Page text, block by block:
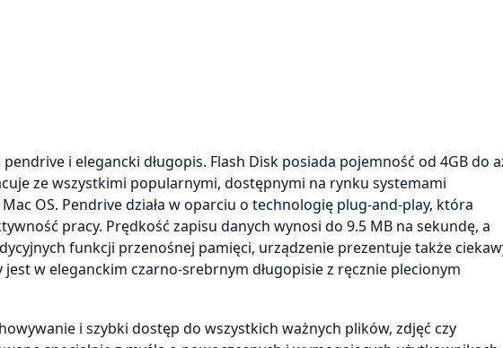
i elegancki długopis. Flash Disk posiada pojemność od 4GB do
ze wszystkimi popularnymi, dostępnymi na rynku systemami
OS. Pendrive działa w oparciu o technologię plug-and-play, która
pracy. Prędkość zapisu danych wynosi do 9.5 MB na sekundę, a
funkcji przenośnej pamięci, urządzenie prezentuje także
w eleganckim czarno-srebrnym długopisie z ręcznie plecionym
i szybki dostęp do wszystkich ważnych plików, zdjęć czy